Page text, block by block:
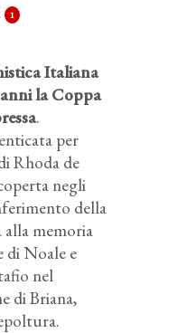
1
Italiana
la Coppa
.
per
Rhoda de
negli
della
memoria
di Noale e
nel
di Briana,